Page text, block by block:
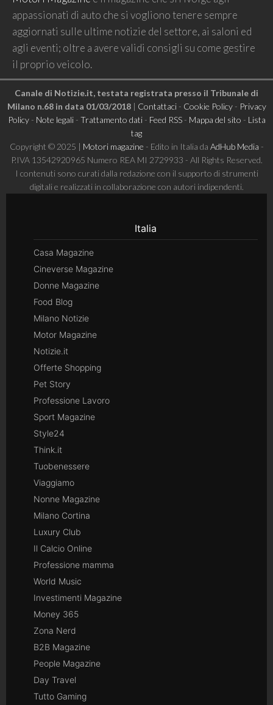
appassionati di auto che si vogliono tenere sempre
aggiornati sulle ultime notizie del settore, ai saloni ed
agli eventi; oltre a avere validi consigli su come gestire
il proprio veicolo.
Canale di Notizie.it, testata registrata presso il Tribunale di
Milano n.68 in data 01/03/2018| Contattaci- Cookie Policy- Privacy
Policy- Note legali- Trattamento dati- Feed RSS- Mappa del sito - Lista
tag
Copyright © 2025 | Motori magazine - Edito in Italia da AdHub Media -
P.IVA 13542920965 Numero REA MI 2729933 - All Rights Reserved.
I contenuti sono curati dalla redazione con il supporto di strumenti
digitali e realizzati in collaborazione con autori indipendenti.
Italia
Casa Magazine
Cineverse Magazine
Donne Magazine
Food Blog
Milano Notizie
Motor Magazine
Notizie.it
Offerte Shopping
Pet Story
Professione Lavoro
Sport Magazine
Style24
Think.it
Tuobenessere
Viaggiamo
Nonne Magazine
Milano Cortina
Luxury Club
Il Calcio Online
Professione mamma
World Music
Investimenti Magazine
Money 365
Zona Nerd
B2B Magazine
People Magazine
Day Travel
Tutto Gaming